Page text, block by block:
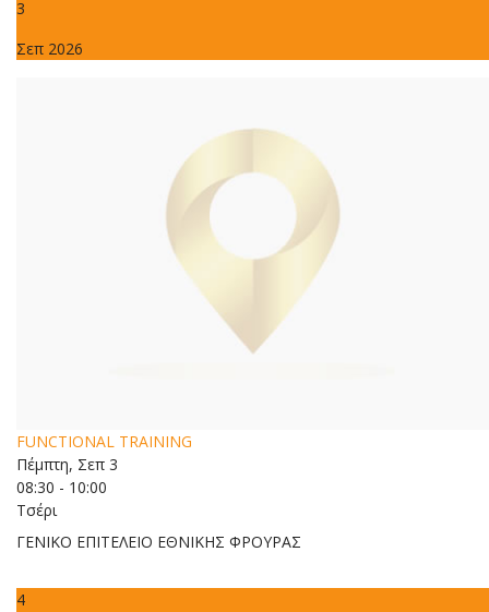
3
Σεπ 2026
FUNCTIONAL TRAINING
Πέμπτη, Σεπ 3
08:30 - 10:00
Τσέρι
ΓΕΝΙΚΟ ΕΠΙΤΕΛΕΙΟ ΕΘΝΙΚΗΣ ΦΡΟΥΡΑΣ
4